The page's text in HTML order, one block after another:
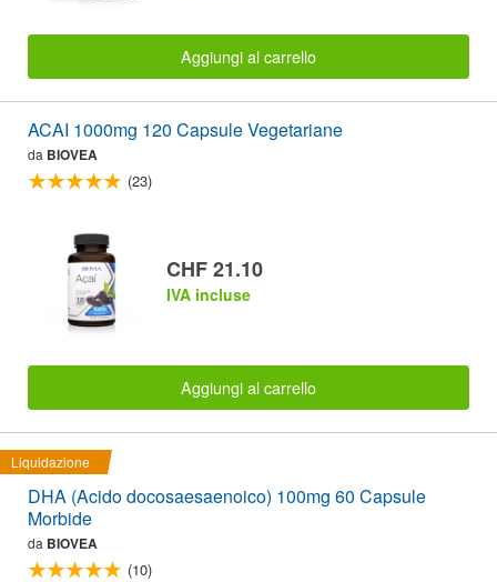
Aggiungi al carrello
ACAI 1000mg 120 Capsule Vegetariane
da BIOVEA
(23)
CHF 21.10
IVA incluse
Aggiungi al carrello
Liquidazione
DHA (Acido docosaesaenoico) 100mg 60 Capsule
Morbide
da BIOVEA
(10)